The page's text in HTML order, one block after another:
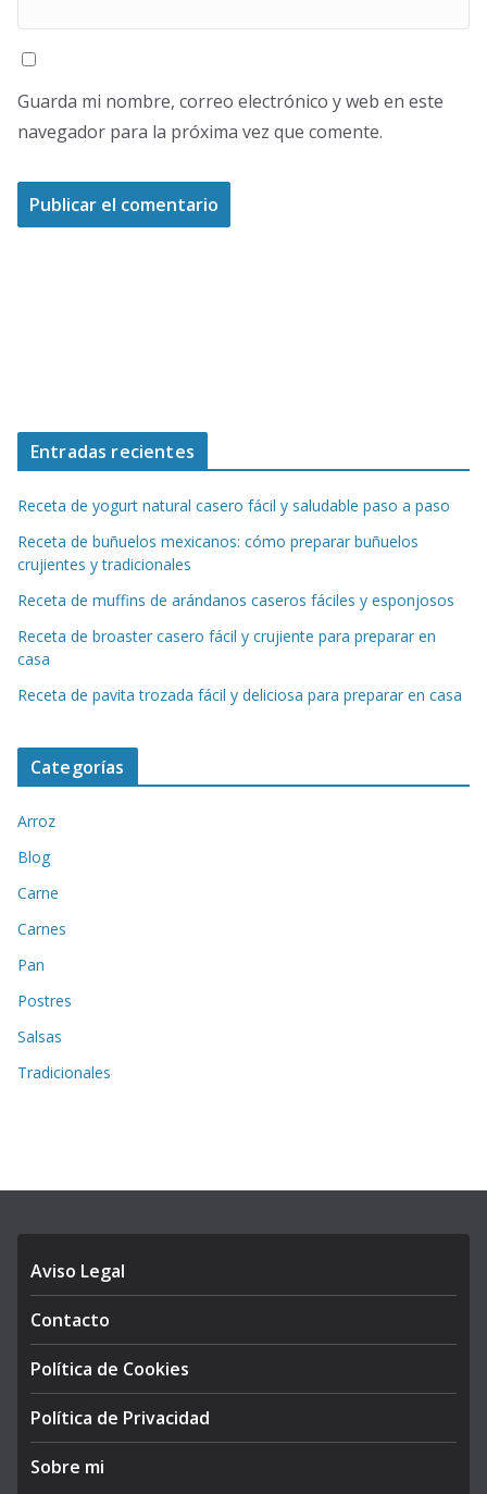
Guarda mi nombre, correo electrónico y web en este
navegador para la próxima vez que comente.
Entradas recientes
Receta de yogurt natural casero fácil y saludable paso a paso
Receta de buñuelos mexicanos: cómo preparar buñuelos
crujientes y tradicionales
Receta de muffins de arándanos caseros fáciles y esponjosos
Receta de broaster casero fácil y crujiente para preparar en
casa
Receta de pavita trozada fácil y deliciosa para preparar en casa
Categorías
Arroz
Blog
Carne
Carnes
Pan
Postres
Salsas
Tradicionales
Aviso Legal
Contacto
Política de Cookies
Política de Privacidad
Sobre mi